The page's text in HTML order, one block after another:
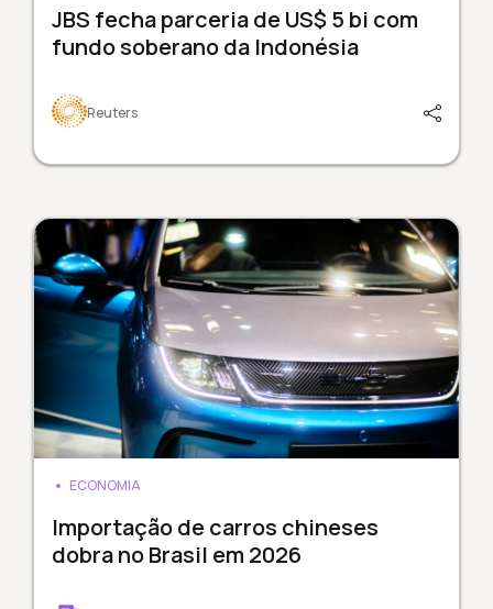
JBS fecha parceria de US$ 5 bi com
fundo soberano da Indonésia
Reuters
ECONOMIA
Importação de carros chineses
dobra no Brasil em 2026